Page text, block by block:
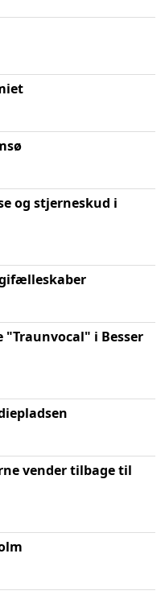
og stjerneskud i
"Traunvocal" i Besser
vender tilbage til